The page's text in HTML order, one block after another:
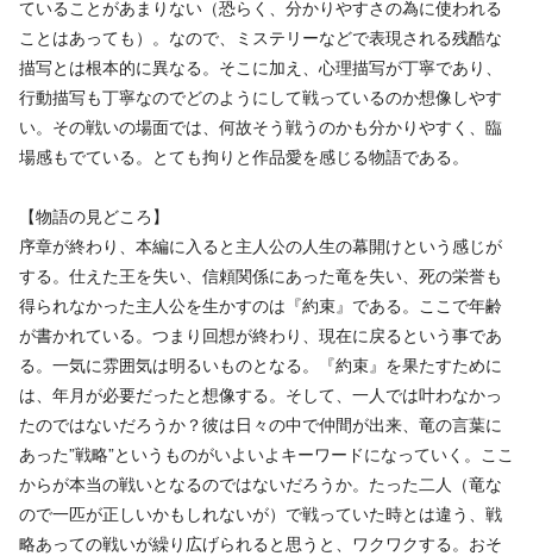
ていることがあまりない（恐らく、分かりやすさの為に使われる
ことはあっても）。なので、ミステリーなどで表現される残酷な
描写とは根本的に異なる。そこに加え、心理描写が丁寧であり、
行動描写も丁寧なのでどのようにして戦っているのか想像しやす
い。その戦いの場面では、何故そう戦うのかも分かりやすく、臨
場感もでている。とても拘りと作品愛を感じる物語である。
【物語の見どころ】
序章が終わり、本編に入ると主人公の人生の幕開けという感じが
する。仕えた王を失い、信頼関係にあった竜を失い、死の栄誉も
得られなかった主人公を生かすのは『約束』である。ここで年齢
が書かれている。つまり回想が終わり、現在に戻るという事であ
る。一気に雰囲気は明るいものとなる。『約束』を果たすために
は、年月が必要だったと想像する。そして、一人では叶わなかっ
たのではないだろうか？彼は日々の中で仲間が出来、竜の言葉に
あった”戦略”というものがいよいよキーワードになっていく。ここ
からが本当の戦いとなるのではないだろうか。たった二人（竜な
ので一匹が正しいかもしれないが）で戦っていた時とは違う、戦
略あっての戦いが繰り広げられると思うと、ワクワクする。おそ